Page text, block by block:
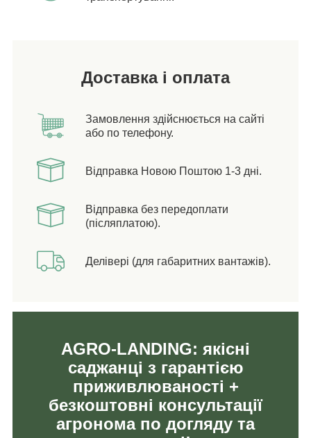
Доставка і оплата
Замовлення здійснюється на сайті
або по телефону.
Відправка Новою Поштою 1-3 дні.
Відправка без передоплати
(післяплатою).
Делівері (для габаритних вантажів).
AGRO-LANDING: якісні
саджанці з гарантією
приживлюваності +
безкоштовні консультації
агронома по догляду та